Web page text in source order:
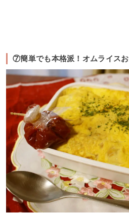
⑦簡単でも本格派！オムライス